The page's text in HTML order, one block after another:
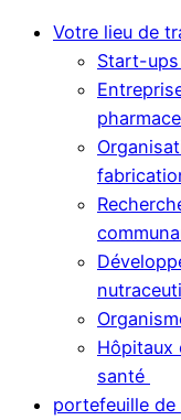
Votre lieu de
Start-
Hôpitaux
santé
portefeuille